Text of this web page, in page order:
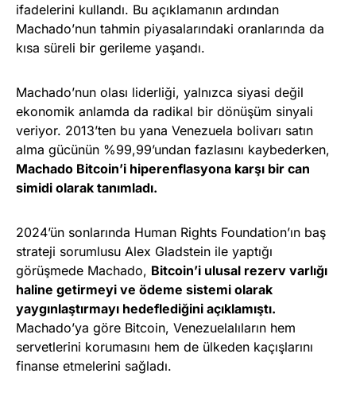
ifadelerini kullandı. Bu açıklamanın ardından
Machado’nun tahmin piyasalarındaki oranlarında da
kısa süreli bir gerileme yaşandı.
Machado’nun olası liderliği, yalnızca siyasi değil
ekonomik anlamda da radikal bir dönüşüm sinyali
veriyor. 2013’ten bu yana Venezuela bolivarı satın
alma gücünün %99,99’undan fazlasını kaybederken,
Machado Bitcoin’i hiperenflasyona karşı bir can
simidi olarak tanımladı.
2024’ün sonlarında Human Rights Foundation’ın baş
strateji sorumlusu Alex Gladstein ile yaptığı
görüşmede Machado, Bitcoin’i ulusal rezerv varlığı
haline getirmeyi ve ödeme sistemi olarak
yaygınlaştırmayı hedeflediğini açıklamıştı.
Machado’ya göre Bitcoin, Venezuelalıların hem
servetlerini korumasını hem de ülkeden kaçışlarını
finanse etmelerini sağladı.